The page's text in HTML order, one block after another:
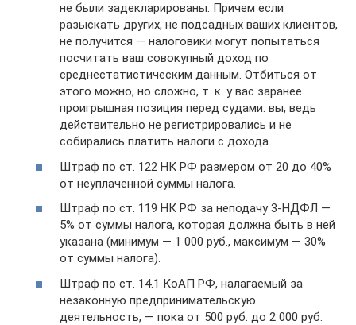
не были задекларированы. Причем если
разыскать других, не подсадных ваших клиентов,
не получится — налоговики могут попытаться
посчитать ваш совокупный доход по
среднестатистическим данным. Отбиться от
этого можно, но сложно, т. к. у вас заранее
проигрышная позиция перед судами: вы, ведь
действительно не регистрировались и не
собирались платить налоги с дохода.
Штраф по ст. 122 НК РФ размером от 20 до 40%
от неуплаченной суммы налога.
Штраф по ст. 119 НК РФ за неподачу 3-НДФЛ —
5% от суммы налога, которая должна быть в ней
указана (минимум — 1 000 руб., максимум — 30%
от суммы налога).
Штраф по ст. 14.1 КоАП РФ, налагаемый за
незаконную предпринимательскую
деятельность, — пока от 500 руб. до 2 000 руб.